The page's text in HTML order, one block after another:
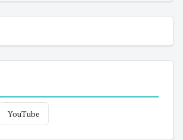
YouTube